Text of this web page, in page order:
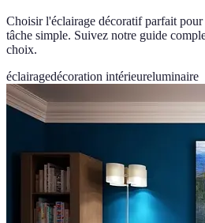
Choisir l'éclairage décoratif parfait
tâche simple. Suivez notre guide
choix.
éclairagedécoration intérieureluminaire